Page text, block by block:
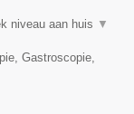
niveau aan huis ▼
Gastroscopie,